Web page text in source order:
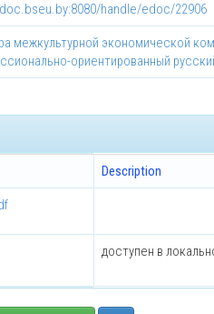
handle/edoc/22906
межкультурной экономической
ориентированный
Description
доступен в